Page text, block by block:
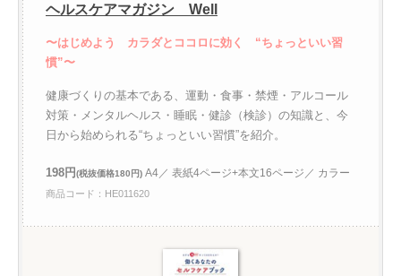
ヘルスケアマガジン Well
〜はじめよう カラダとココロに効く “ちょっといい習
慣”〜
健康づくりの基本である、運動・食事・禁煙・アルコール
対策・メンタルヘルス・睡眠・健診（検診）の知識と、今
日から始められる“ちょっといい習慣”を紹介。
198円(税抜価格180円) A4／ 表紙4ページ+本文16ページ／ カラー
商品コード：HE011620